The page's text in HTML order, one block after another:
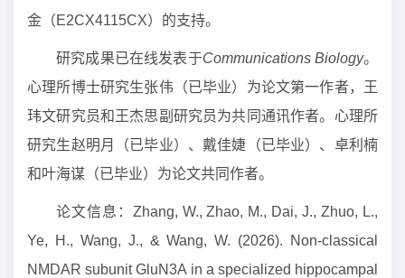
金（E2CX4115CX）的支持。
研究成果已在线发表于Communications Biology。
心理所博士研究生张伟（已毕业）为论文第一作者，王
玮文研究员和王杰思副研究员为共同通讯作者。心理所
研究生赵明月（已毕业）、戴佳婕（已毕业）、卓利楠
和叶海谋（已毕业）为论文共同作者。
论文信息： Zhang, W., Zhao, M., Dai, J., Zhuo, L.,
Ye, H., Wang, J., & Wang, W. (2026). Non-classical
NMDAR subunit GluN3A in a specialized hippocampal